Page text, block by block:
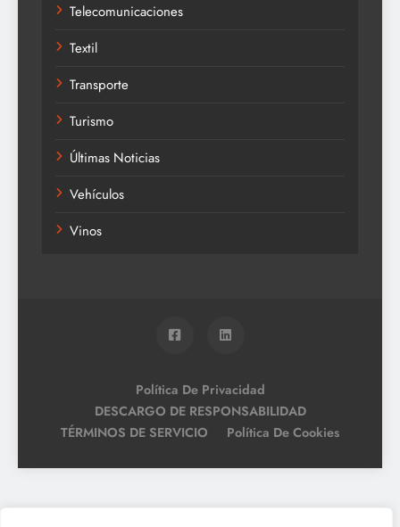
Telecomunicaciones
Textil
Transporte
Turismo
Últimas Noticias
Vehículos
Vinos
Política De Privacidad
DESCARGO DE RESPONSABILIDAD
TÉRMINOS DE SERVICIO
Política De Cookies